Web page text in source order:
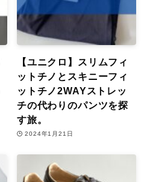
【ユニクロ】スリムフィ
ットチノとスキニーフィ
ットチノ2WAYストレッ
チの代わりのパンツを探
す旅。
2024年1月21日